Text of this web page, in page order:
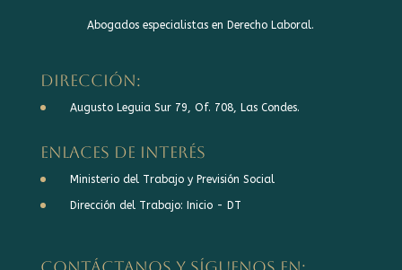
Abogados especialistas en Derecho Laboral.
DIRECCIÓN:
Augusto Leguia Sur 79, Of. 708, Las Condes.
Enlaces de interés
Ministerio del Trabajo y Previsión Social
Dirección del Trabajo: Inicio - DT